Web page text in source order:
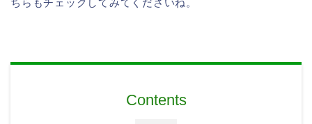
Contents